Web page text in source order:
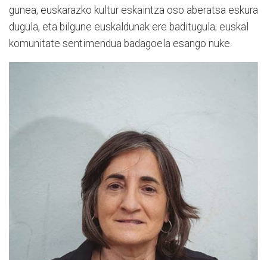
gunea, euskarazko kultur eskaintza oso aberatsa eskura
dugula, eta bilgune euskaldunak ere baditugula; euskal
komunitate sentimendua badagoela esango nuke.